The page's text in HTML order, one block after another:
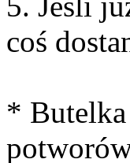
coś
* Butelka